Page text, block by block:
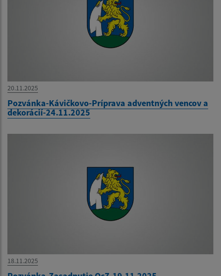
20.11.2025
Pozvánka-Kávičkovo-Príprava adventných vencov a
dekorácií-24.11.2025
18.11.2025